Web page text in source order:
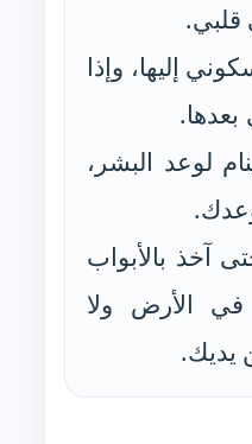
قلبي.
إليها، وإذا
لوعد البشر،
آخذ بالأبواب
في الأرض ولا
يديك.